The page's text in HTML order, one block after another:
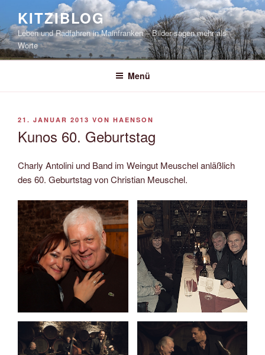
springen
KITZIBLOG
Leben und Radfahren in Mainfranken – Bilder sagen mehr als
Worte
Menü
VERÖFFENTLICHT
21. JANUAR 2013 VON HAENSON
Kunos 60. Geburtstag
Charly Antolini und Band im Weingut Meuschel anläßlich
des 60. Geburtstag von Christian Meuschel.